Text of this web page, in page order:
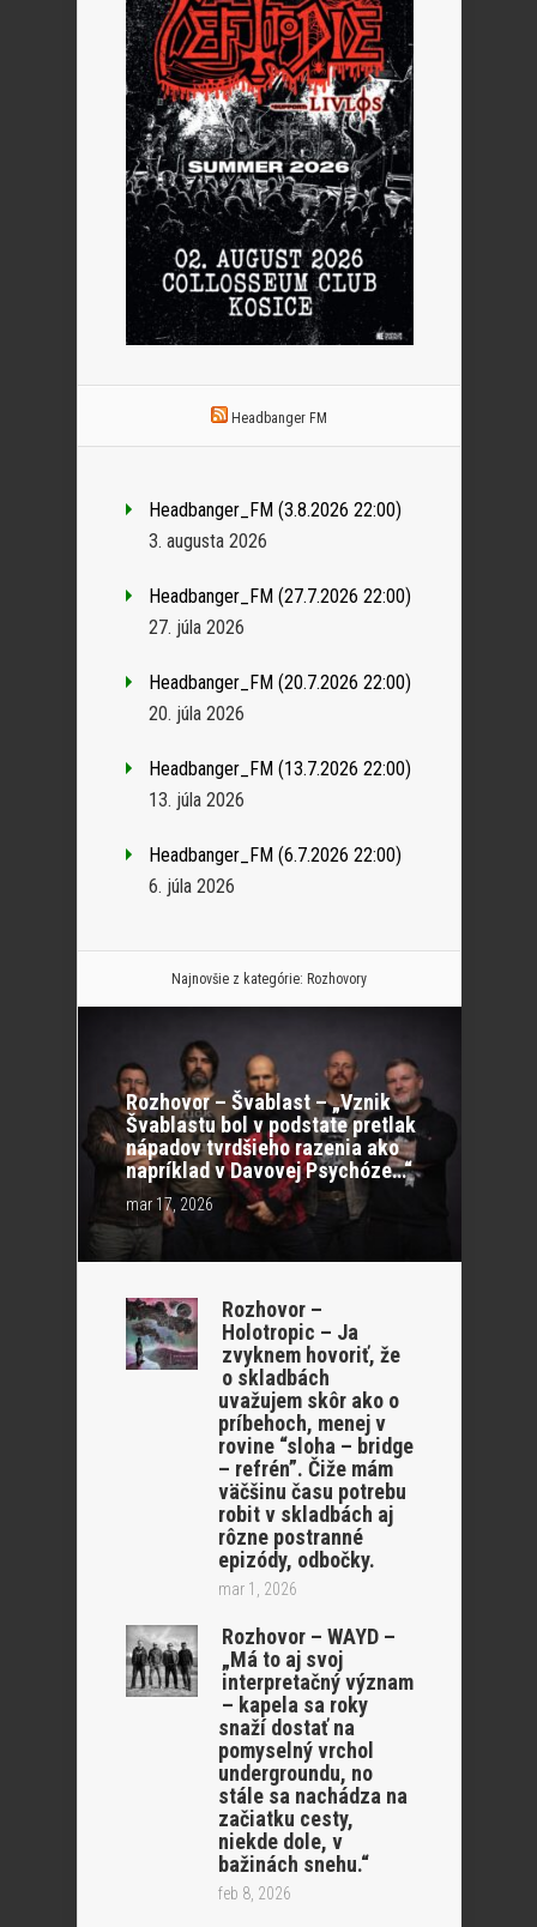
Headbanger FM
Headbanger_FM (3.8.2026 22:00)
3. augusta 2026
Headbanger_FM (27.7.2026 22:00)
27. júla 2026
Headbanger_FM (20.7.2026 22:00)
20. júla 2026
Headbanger_FM (13.7.2026 22:00)
13. júla 2026
Headbanger_FM (6.7.2026 22:00)
6. júla 2026
Najnovšie z kategórie: Rozhovory
Rozhovor – Švablast – „Vznik
Švablastu bol v podstate pretlak
nápadov tvrdšieho razenia ako
napríklad v Davovej Psychóze…“
mar 17, 2026
Rozhovor –
Holotropic – Ja
zvyknem hovoriť, že
o skladbách
uvažujem skôr ako o
príbehoch, menej v
rovine “sloha – bridge
– refrén”. Čiže mám
väčšinu času potrebu
robit v skladbách aj
rôzne postranné
epizódy, odbočky.
mar 1, 2026
Rozhovor – WAYD –
„Má to aj svoj
interpretačný význam
– kapela sa roky
snaží dostať na
pomyselný vrchol
undergroundu, no
stále sa nachádza na
začiatku cesty,
niekde dole, v
bažinách snehu.“
feb 8, 2026